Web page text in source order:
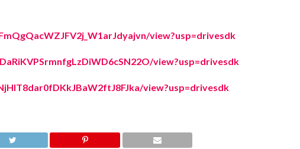
view?usp=drivesdk
view?usp=drivesdk
view?usp=drivesdk